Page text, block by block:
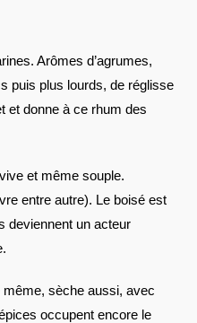
Arômes d’agrumes,
puis plus lourds, de réglisse
et donne à ce rhum des
et même souple.
entre autre). Le boisé est
deviennent un acteur
même, sèche aussi, avec
occupent encore le